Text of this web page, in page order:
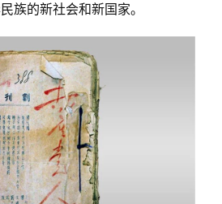
族的新社会和新国家。